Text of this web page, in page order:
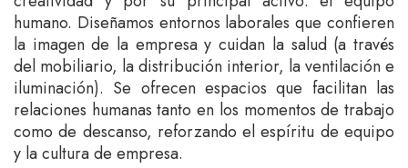
humano. Diseñamos entornos laborales que confieren
la imagen de la empresa y cuidan la salud (a través
del mobiliario, la distribución interior, la ventilación e
iluminación). Se ofrecen espacios que facilitan las
relaciones humanas tanto en los momentos de trabajo
como de descanso, reforzando el espíritu de equipo
y la cultura de empresa.